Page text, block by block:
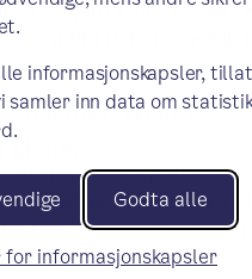
informasjonskapsler,
samler inn data om
Godta alle
informasjonskapsler
til foresatte fra
(KRR).
her
(ekstern lenke)
.
under 18 år i
og e-postadresse
skolens nettside. På
i høyre hjørnet. Du logger
inn på ikonet «VIS».